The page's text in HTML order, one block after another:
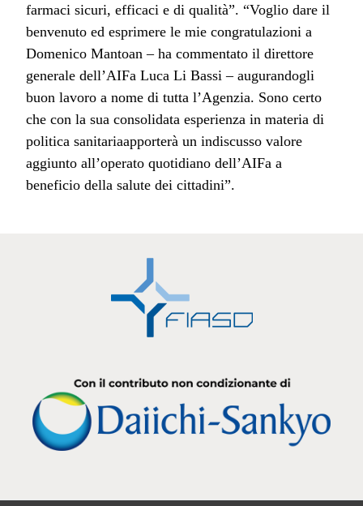
farmaci sicuri, efficaci e di qualità”. “Voglio dare il
benvenuto ed esprimere le mie congratulazioni a
Domenico Mantoan – ha commentato il direttore
generale dell’AIFa Luca Li Bassi – augurandogli
buon lavoro a nome di tutta l’Agenzia. Sono certo
che con la sua consolidata esperienza in materia di
politica sanitariaapporterà un indiscusso valore
aggiunto all’operato quotidiano dell’AIFa a
beneficio della salute dei cittadini”.